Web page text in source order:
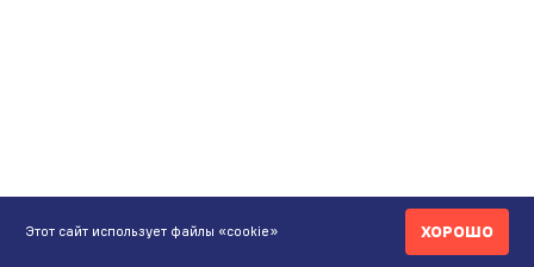
Этот сайт использует файлы «cookie» ХОРОШО